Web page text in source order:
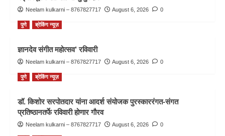
Neelam kulkarni – 8767827717 August 6, 2026 0
पुणे ब्रेकिंग न्यूज़
ज्ञानदेव संगीत महोत्सव’ रविवारी
Neelam kulkarni – 8767827717 August 6, 2026 0
पुणे ब्रेकिंग न्यूज़
डॉ. किशोर सरपोतदार यांना आदर्श संयोजक पुरस्काररंगत-संगत
प्रतिष्ठानतर्फे रविवारी होणार गौरव
Neelam kulkarni – 8767827717 August 6, 2026 0